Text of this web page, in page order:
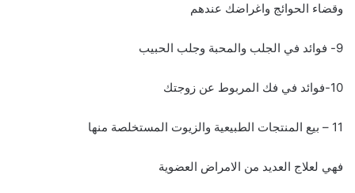
وقضاء الحوائج واغراضك عندهم
9- فوائد في الجلب والمحبة وجلب الحبيب
10-فوائد في فك المربوط عن زوجتك
11 – بيع المنتجات الطبيعية والزيوت المستخلصة منها
فهي لعلاج العديد من الامراض العضوية